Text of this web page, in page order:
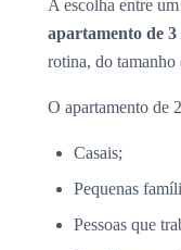
A escolha entre um
apartamento de
rotina, do
O apartamento de
Casais;
Pequenas
Pessoas que